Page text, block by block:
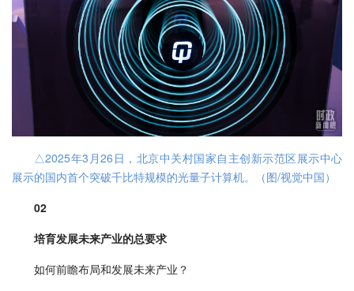
△2025年3月26日，北京中关村国家自主创新示范区展示中心
展示的国内首个突破千比特规模的光量子计算机。（图/视觉中国）
02
培育发展未来产业的总要求
如何前瞻布局和发展未来产业？